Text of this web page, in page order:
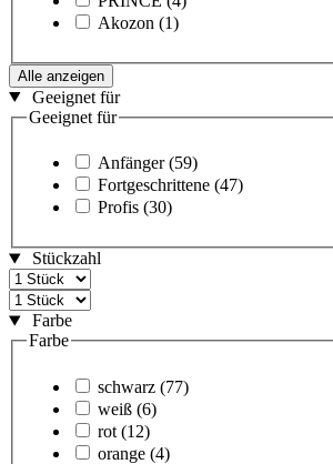
Akozon (1)
Alle anzeigen
Geeignet für
Geeignet für
Anfänger (59)
Fortgeschrittene (47)
Profis (30)
Stückzahl
Farbe
Farbe
schwarz (77)
weiß (6)
rot (12)
orange (4)